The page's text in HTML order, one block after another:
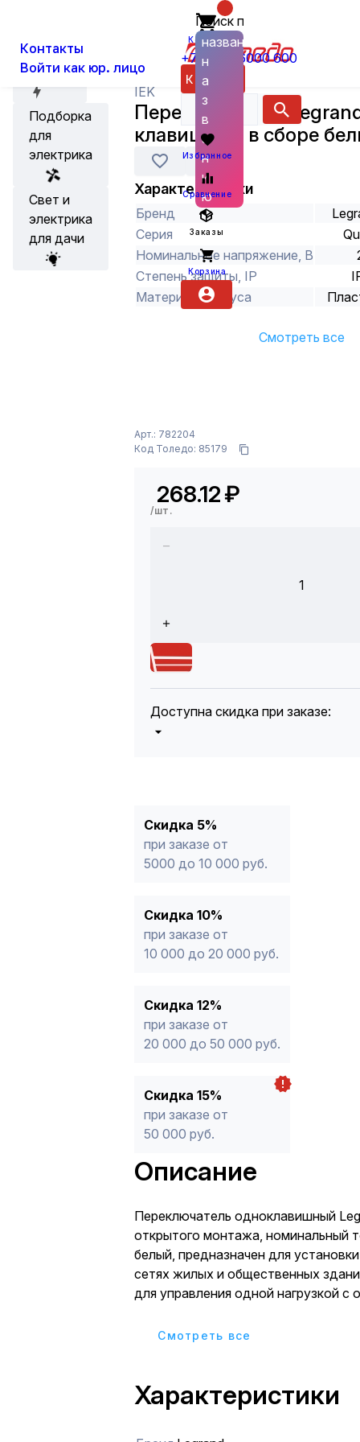
Контакты
Войти как юр. лицо
Корзина
+7 (800) 6000 600
Каталог
Поиск по
названию
н
а
з
в
а
н
и
ю
Избранное
Сравнение
Заказы
Корзина
Акции
Подборка
для
электрика
Свет и
электрика
для дачи
Установка, Выключатели, Розетки
IEK
Переключатель
клавишный в сборе
Характеристики
Бренд
Серия
Номинальное напряжение, В
Степень защиты, IP
Материал корпуса
Смотреть все
Арт.: 782204
Код Толедо: 85179
268.12₽
/шт.
1
Доступна скидка при заказе:
* -Для заказов, состоящих
продукции, максимальная скидка
Скидка 5%
при заказе от
5000 до 10 000 руб.
Скидка 10%
при заказе от
10 000 до 20 000 руб.
Скидка 12%
при заказе от
20 000 до 50 000 руб.
Скидка 15%
при заказе от
50 000 руб.
Описание
Переключатель одноклавишный
открытого монтажа, номинальный
белый, предназначен для
сетях жилых и общественных
для управления одной нагрузкой с
домах и хозяйственных
поддерживает горение, стойкий к
солнечных лучей и загрязнениям.
Cмотреть все
Характеристики